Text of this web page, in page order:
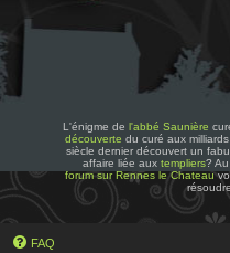
L'énigme de l'abbé Saunière
découverte du curé aux
siècle dernier découvert un
affaire liée aux templiers? Au
forum sur Rennes le Chateau
FAQ